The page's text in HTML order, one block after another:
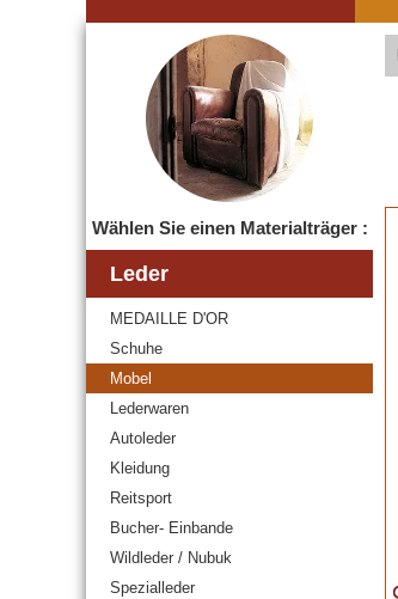
Wählen Sie einen Materialträger :
Leder
MEDAILLE D'OR
Schuhe
Mobel
Lederwaren
Autoleder
Kleidung
Reitsport
Bucher- Einbande
Wildleder / Nubuk
Spezialleder